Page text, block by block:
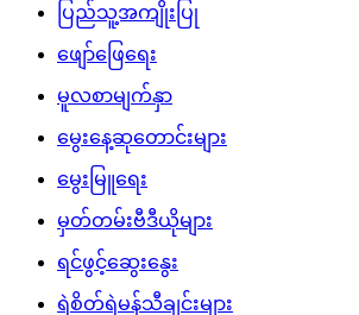
ပြည်သူ့အကျိုးပြု
ဖျော်ဖြေရေး
မူလစာမျက်နှာ
မွေးနေ့ဆုတောင်းများ
မွေးမြူရေး
မှတ်တမ်းဗီဒီယိုများ
ရင်ဖွင့်ဆွေးနွေး
ရဲစိတ်ရဲမန်သီချင်းများ